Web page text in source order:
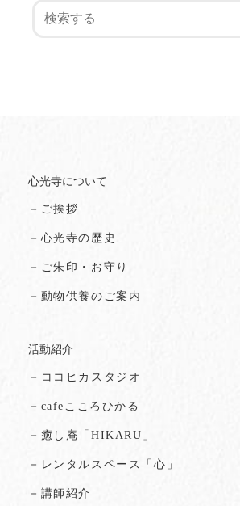
心光寺について
－ご挨拶
－心光寺の歴史
－ご朱印・お守り
－動物供養のご案内
活動紹介
－ココヒカスタジオ
－cafeこころひかる
－癒し庵「HIKARU」
－レンタルスペース「心」
－講師紹介